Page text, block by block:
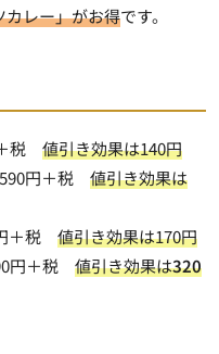
カレー」がお得です。
税 値引き効果は140円
円＋税 値引き効果は
＋税 値引き効果は170円
円＋税 値引き効果は320